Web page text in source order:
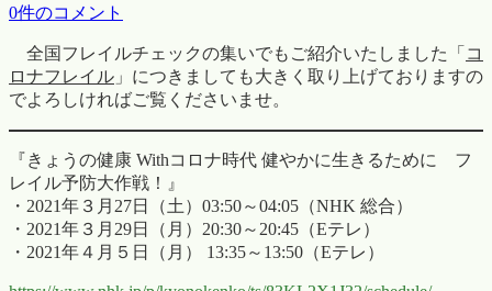
0件のコメント
全国フレイルチェックの集いでもご紹介いたしました「 コ
ロナフレイル 」につきましても大きく取り上げておりますの
でよろしければご覧くださいませ。
『きょうの健康 Withコロナ時代 健やかに生きるために フ
レイル予防大作戦！』
・2021年３月27日（土）03:50～04:05（NHK 総合）
・2021年３月29日（月）20:30～20:45（Eテレ）
・2021年４月５日（月） 13:35～13:50（Eテレ）